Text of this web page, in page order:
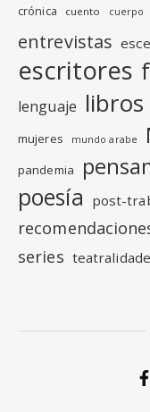
crónica cuento cuerpo
entrevistas
escritores
lenguaje libros
mujeres mundo arabe
pandemia
poesía post-
series